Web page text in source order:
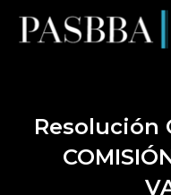
Resolución